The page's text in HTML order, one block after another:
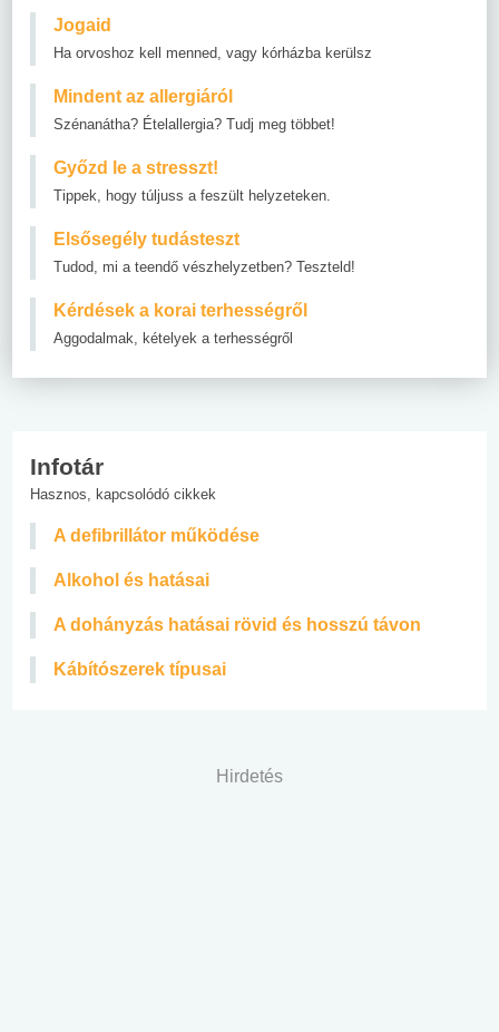
Jogaid
Ha orvoshoz kell menned, vagy kórházba kerülsz
Mindent az allergiáról
Szénanátha? Ételallergia? Tudj meg többet!
Győzd le a stresszt!
Tippek, hogy túljuss a feszült helyzeteken.
Elsősegély tudásteszt
Tudod, mi a teendő vészhelyzetben? Teszteld!
Kérdések a korai terhességről
Aggodalmak, kételyek a terhességről
Infotár
Hasznos, kapcsolódó cikkek
A defibrillátor működése
Alkohol és hatásai
A dohányzás hatásai rövid és hosszú távon
Kábítószerek típusai
Hirdetés